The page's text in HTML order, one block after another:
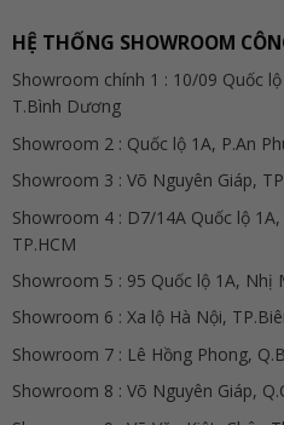
HỆ THỐNG SHOWROOM
Showroom chính 1 : 10/09 Quốc
T.Bình Dương
Showroom 2 : Quốc lộ 1A, P.An
Showroom 3 : Võ Nguyên Giáp,
Showroom 4 : D7/14A Quốc lộ
TP.HCM
Showroom 5 : 95 Quốc lộ 1A, Nhị
Showroom 6 : Xa lộ Hà Nội,
Showroom 7 : Lê Hồng Phong,
Showroom 8 : Võ Nguyên Giáp,